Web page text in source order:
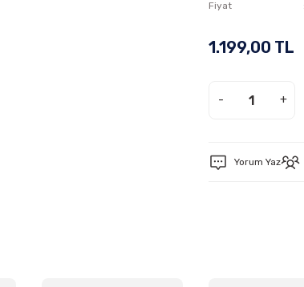
Fiyat
1.199,00 TL
- +
Yorum Yaz